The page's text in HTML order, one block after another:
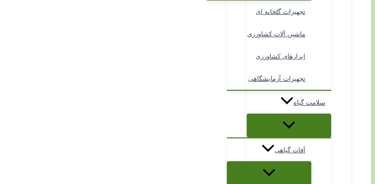
تجهیزات گلخانه ای
ماشین آلات کشاورزی
ابزارهای کشاورزی
تجهیزات آزمایشگاهی
سلامت گیاه
آفات گیاهی